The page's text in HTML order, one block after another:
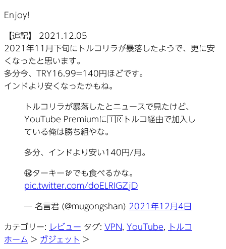
Enjoy!
【追記】 2021.12.05
2021年11月下旬にトルコリラが暴落したようで、更に安
くなったと思います。
多分今、TRY16.99=140円ほどです。
インドより安くなったかもね。
トルコリラが暴落したとニュースで見たけど、
YouTube Premiumに🇹🇷トルコ経由で加入し
ている俺は勝ち組やな。
多分、インドより安い140円/月。
㊗️ターキー🦃でも食べるかな。
pic.twitter.com/doELRIGZjD
— 名言君 (@mugongshan) 2021年12月4日
カテゴリー: レビュー タグ: VPN YouTube
トルコ
ホーム > ガジェット >